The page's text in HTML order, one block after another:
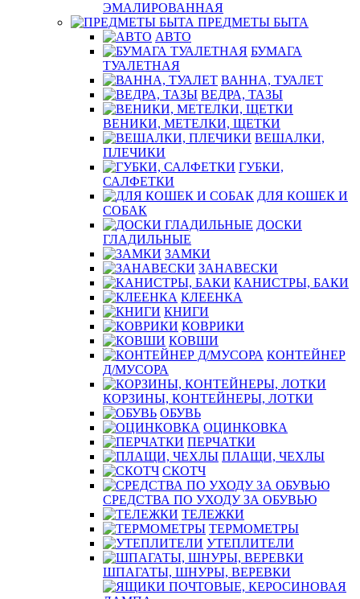
ЭМАЛИРОВАННАЯ
ПРЕДМЕТЫ БЫТА
АВТО
БУМАГА
ТУАЛЕТНАЯ
ВАННА, ТУАЛЕТ
ВЕДРА, ТАЗЫ
ВЕНИКИ, МЕТЕЛКИ, ЩЕТКИ
ВЕШАЛКИ,
ПЛЕЧИКИ
ГУБКИ,
САЛФЕТКИ
ДЛЯ КОШЕК И
СОБАК
ДОСКИ
ГЛАДИЛЬНЫЕ
ЗАМКИ
ЗАНАВЕСКИ
КАНИСТРЫ, БАКИ
КЛЕЕНКА
КНИГИ
КОВРИКИ
КОВШИ
КОНТЕЙНЕР
Д/МУСОРА
КОРЗИНЫ, КОНТЕЙНЕРЫ, ЛОТКИ
ОБУВЬ
ОЦИНКОВКА
ПЕРЧАТКИ
ПЛАЩИ, ЧЕХЛЫ
СКОТЧ
СРЕДСТВА ПО УХОДУ ЗА ОБУВЬЮ
ТЕЛЕЖКИ
ТЕРМОМЕТРЫ
УТЕПЛИТЕЛИ
ШПАГАТЫ, ШНУРЫ, ВЕРЕВКИ